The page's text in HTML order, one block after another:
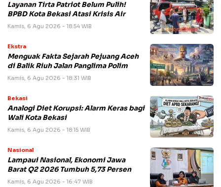
Layanan Tirta Patriot Belum Pulih!
BPBD Kota Bekasi Atasi Krisis Air
Kamis, 6 Agu 2026 - 18:54 WIB
Ekstra
Menguak Fakta Sejarah Pejuang Aceh
di Balik Riuh Jalan Panglima Polim
Kamis, 6 Agu 2026 - 18:31 WIB
Bekasi
Analogi Diet Korupsi: Alarm Keras bagi
Wali Kota Bekasi
Kamis, 6 Agu 2026 - 18:15 WIB
Nasional
Lampaui Nasional, Ekonomi Jawa
Barat Q2 2026 Tumbuh 5,73 Persen
Kamis, 6 Agu 2026 - 16:47 WIB